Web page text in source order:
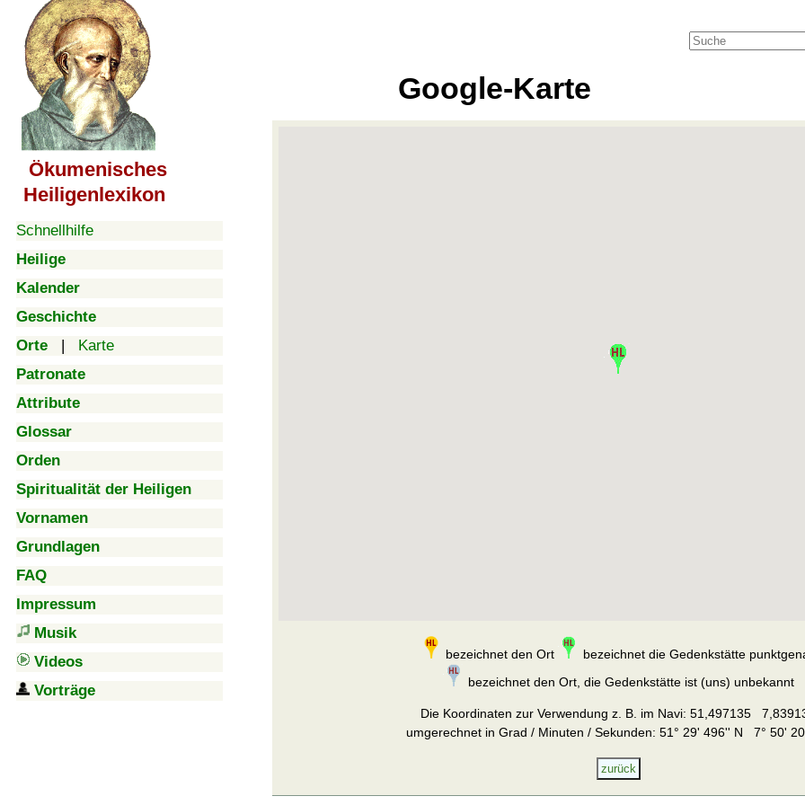
Ökumenisches
Heiligenlexikon
Schnellhilfe
Heilige
Kalender
Geschichte
Orte | Karte
Patronate
Attribute
Glossar
Orden
Spiritualität der Heiligen
Vornamen
Grundlagen
FAQ
Impressum
Musik
Videos
Vorträge
Google-Karte
bezeichnet den Ort
bezeichnet die Gedenkstätte
bezeichnet den Ort, die Gedenkstätte ist (uns) unbekannt
Die Koordinaten zur Verwendung z. B. im Navi: 51,497135
umgerechnet in Grad / Minuten / Sekunden: 51° 29' 496'' N 7° 50'